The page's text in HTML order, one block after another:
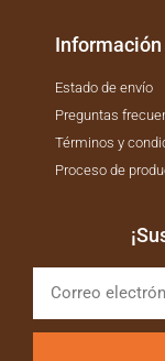
Información
Estado de envío
Preguntas
Términos y
Proceso de